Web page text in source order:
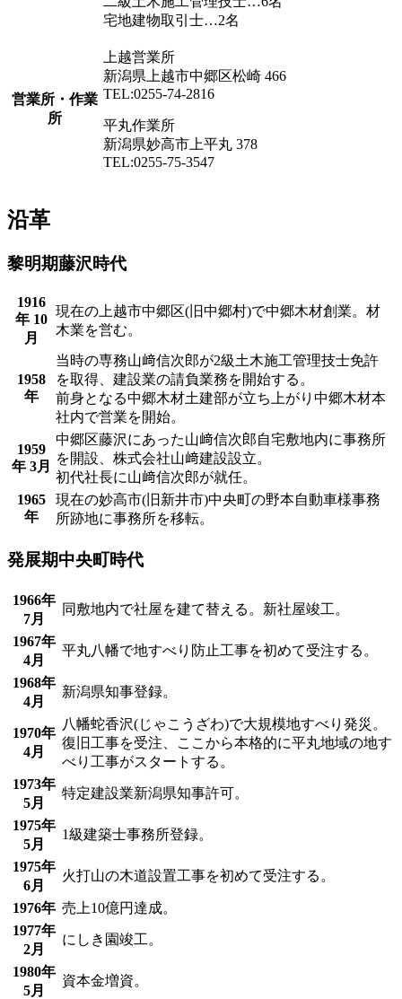
宅地建物取引士…2名
営業所・作業
所
上越営業所
新潟県上越市中郷区松崎 466
TEL:0255-74-2816
平丸作業所
新潟県妙高市上平丸 378
TEL:0255-75-3547
沿革
黎明期藤沢時代
1916
年 10
月
現在の上越市中郷区(旧中郷村)で中郷木材創業。材
木業を営む。
1958
年
当時の専務山﨑信次郎が2級土木施工管理技士免許
を取得、建設業の請負業務を開始する。
前身となる中郷木材土建部が立ち上がり中郷木材本
社内で営業を開始。
1959
年 3月
中郷区藤沢にあった山﨑信次郎自宅敷地内に事務所
を開設、株式会社山﨑建設設立。
初代社長に山﨑信次郎が就任。
1965
年
現在の妙高市(旧新井市)中央町の野本自動車様事務
所跡地に事務所を移転。
発展期中央町時代
1966年
7月
同敷地内で社屋を建て替える。新社屋竣工。
1967年
4月
平丸八幡で地すべり防止工事を初めて受注する。
1968年
4月
新潟県知事登録。
1970年
4月
八幡蛇香沢(じゃこうざわ)で大規模地すべり発災。
復旧工事を受注、ここから本格的に平丸地域の地す
べり工事がスタートする。
1973年
5月
特定建設業新潟県知事許可。
1975年
5月
1級建築士事務所登録。
1975年
6月
火打山の木道設置工事を初めて受注する。
1976年 売上10億円達成。
1977年
2月
にしき園竣工。
1980年
5月
資本金増資。